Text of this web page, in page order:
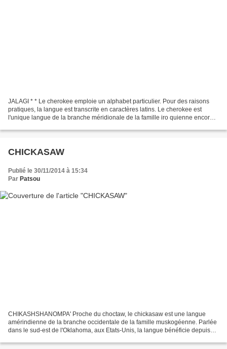
JALAGI * * Le cherokee emploie un alphabet particulier. Pour des raisons
pratiques, la langue est transcrite en caractères latins. Le cherokee est
l'unique langue de la branche méridionale de la famille iro quienne encore
CHICKASAW
Publié le 30/11/2014 à 15:34
Par Patsou
CHIKASHSHANOMPA' Proche du choctaw, le chickasaw est une langue
amérindienne de la branche occidentale de la famille muskogéenne. Parlée
dans le sud-est de l'Oklahoma, aux Etats-Unis, la langue bénéficie depuis